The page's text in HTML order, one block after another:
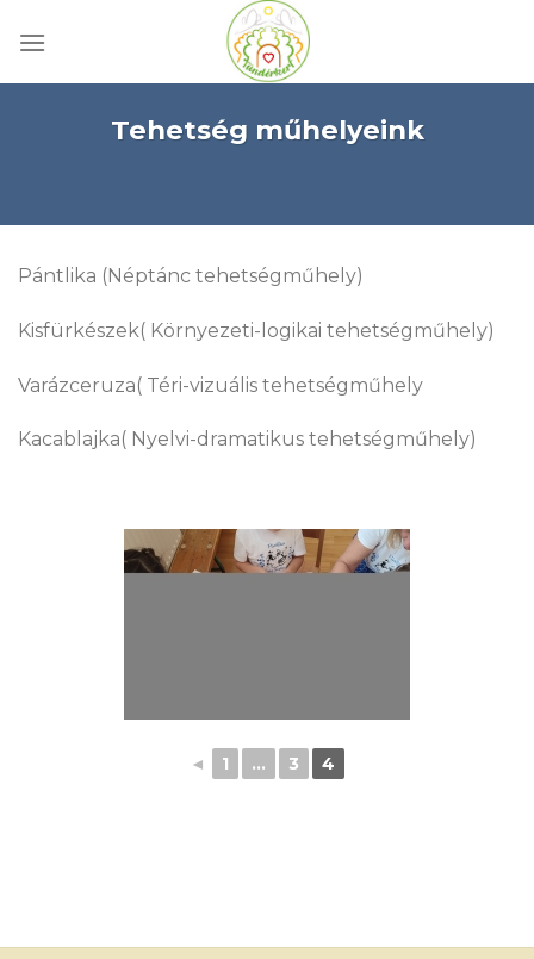
Tehetség műhelyeink
Pántlika (Néptánc tehetségműhely)
Kisfürkészek( Környezeti-logikai tehetségműhely)
Varázceruza( Téri-vizuális tehetségműhely
Kacablajka( Nyelvi-dramatikus tehetségműhely)
◄ 1 ... 3 4